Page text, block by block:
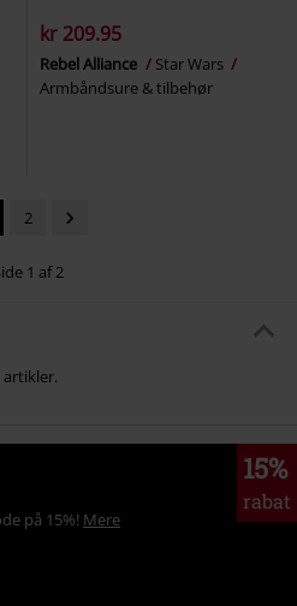
kr 209.95
Rebel Alliance
Star Wars
Armbåndsure & tilbehør
2
1 af 2
15%
rabat
på 15%! Mere